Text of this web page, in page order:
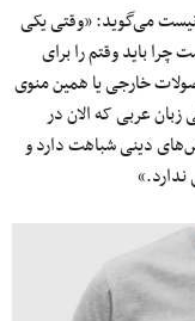
نیست می‌گوید: «وقتی یکی
چرا باید وقتم را برای
خارجی یا همین منوی
زبان عربی که الان در
دینی شباهت دارد و
ندارد.»